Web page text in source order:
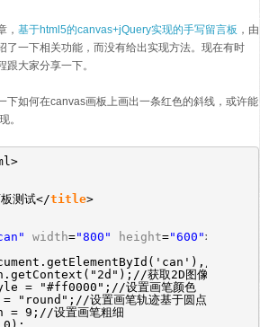
， 基于html5的canvas+jQuery实现的手写留言板 ，由
了一下相关功能，而没有给出实现方法。现在有时
大家分享一下。
下如何在canvas画板上画出一条红色的斜线，或许能
。
测试</title>
width="800" height="600">Canvas
获取
获取2D图像API接口
= "#ff0000";//设置画笔颜色
设置画笔轨迹基于圆点拼接
9;//设置画笔粗细